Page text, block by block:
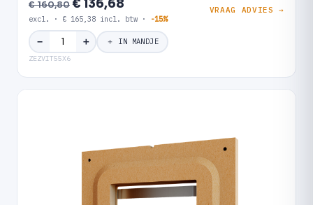
€ 160,80€ 136,68
excl. · € 165,38 incl. btw · -15%
VRAAG ADVIES →
− ＋ ＋ IN MANDJE
ZEZVIT55X6